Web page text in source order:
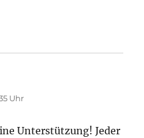
Uhr
Unterstützung! Jeder